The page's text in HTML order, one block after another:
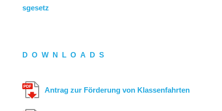
sgesetz
DOWNLOADS
Antrag zur Förderung von Klassenfahrten